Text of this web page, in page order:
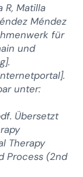
R, Matilla
Méndez
für
und
unter:
Übersetzt
Therapy
Process (2nd